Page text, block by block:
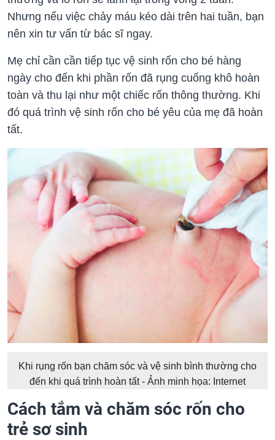
Nhưng nếu việc chảy máu kéo dài trên hai tuần, bạn
nên xin tư vấn từ bác sĩ ngay.
Mẹ chỉ cần cần tiếp tục vệ sinh rốn cho bé hàng
ngày cho đến khi phần rốn đã rụng cuống khô hoàn
toàn và thu lại như một chiếc rốn thông thường. Khi
đó quá trình vệ sinh rốn cho bé yêu của mẹ đã hoàn
tất.
Khi rụng rốn bạn chăm sóc và vệ sinh bình thường cho
đến khi quá trình hoàn tất - Ảnh minh họa: Internet
Cách tắm và chăm sóc rốn cho
trẻ sơ sinh